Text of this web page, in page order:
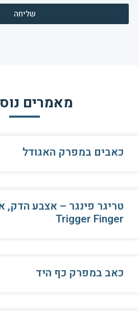
שליחה
מאמרים
כאבים במפרק האגודל
טריגר פינגר – אצבע הדק,
Trigger Finger
כאב במפרק כף היד